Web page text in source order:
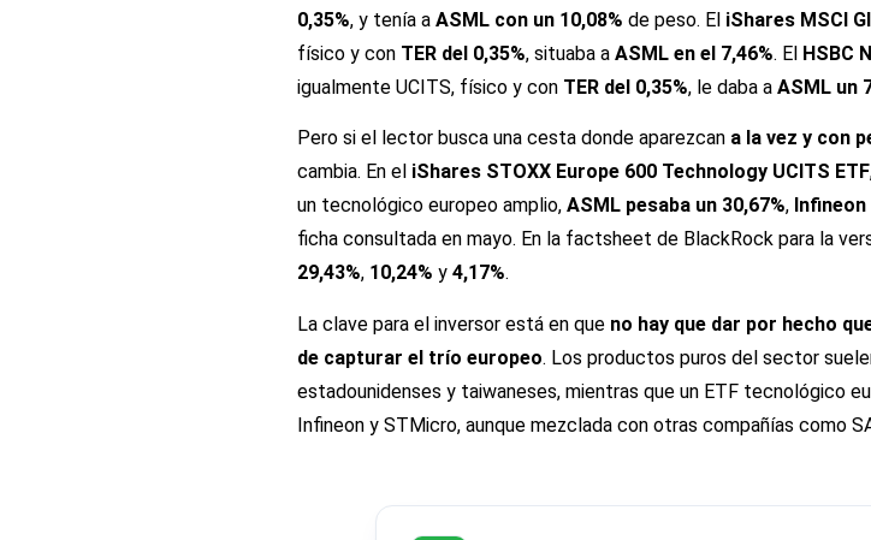
0,35%, y tenía a ASML con un 10,08% de peso. El iShares MSCI
físico y con TER del 0,35%, situaba a ASML en el 7,46%. El HSBC
igualmente UCITS, físico y con TER del 0,35%, le daba a ASML un
Pero si el lector busca una cesta donde aparezcan a la vez y con
cambia. En el iShares STOXX Europe 600 Technology UCITS ETF
un tecnológico europeo amplio, ASML pesaba un 30,67%, Infineon
ficha consultada en mayo. En la factsheet de BlackRock para la
29,43%, 10,24% y 4,17%.
La clave para el inversor está en que no hay que dar por hecho
de capturar el trío europeo. Los productos puros del sector
estadounidenses y taiwaneses, mientras que un ETF tecnológico
Infineon y STMicro, aunque mezclada con otras compañías como